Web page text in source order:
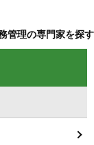
管理の専門家を探す